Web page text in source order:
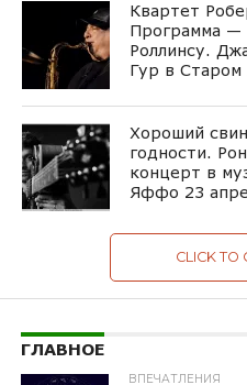
Квартет
Программа —
Роллинсу.
Гур в
Хороший
годности.
концерт в
Яффо 23
CLICK TO
ГЛАВНОЕ
ВПЕЧАТЛЕНИЯ